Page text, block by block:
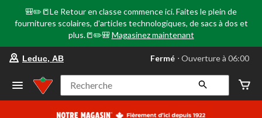
🎒✏️📒Le Retour en classe commence ici. Faites le plein de
fournitures scolaires, d'articles technologiques, de sacs à dos et
plus.📒✏️🎒 Magasinez maintenant
votre
préféré
Leduc,
AB,
courament
Leduc, AB Fermé ⋅ Ouverture à 06:00
Recherche